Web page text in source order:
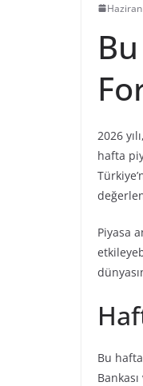
2026
hafta
Piyasa
Bu